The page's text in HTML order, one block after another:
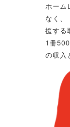
ホーム
なく、
援する
1冊
の収入